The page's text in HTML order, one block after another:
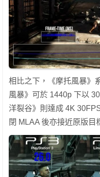
相比之下，《摩托風暴》
風暴》可於 1440p 下以
洋裂谷》則達成 4K
閉 MLAA 後亦接近原版目